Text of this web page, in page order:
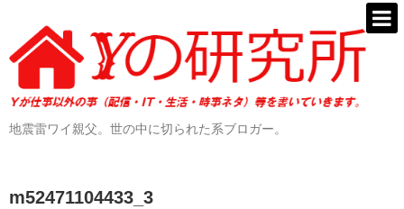
地震雷ワイ親父。世の中に切られた系ブロガー。
m52471104433_3